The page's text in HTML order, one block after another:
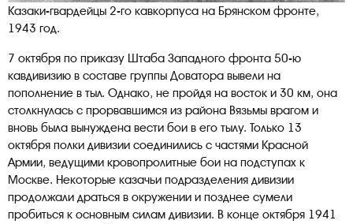
Казаки-гвардейцы 2-го кавкорпуса на Брянском фронте,
1943 год.
7 октября по приказу Штаба Западного фронта 50-ю
кавдивизию в составе группы Доватора вывели на
пополнение в тыл. Однако, не пройдя на восток и 30 км, она
столкнулась с прорвавшимся из района Вязьмы врагом и
вновь была вынуждена вести бои в его тылу. Только 13
октября полки дивизии соединились с частями Красной
Армии, ведущими кровопролитные бои на подступах к
Москве. Некоторые казачьи подразделения дивизии
продолжали драться в окружении и позднее сумели
пробиться к основным силам дивизии. В конце октября 1941